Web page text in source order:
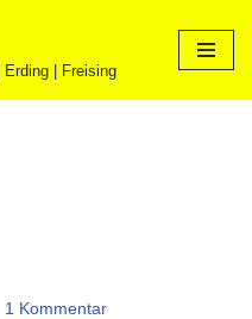
Erding | Freising
1 Kommentar